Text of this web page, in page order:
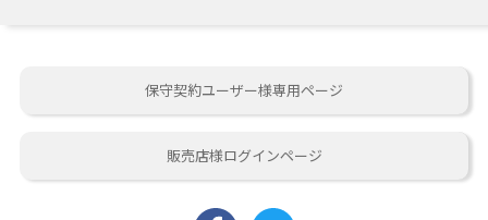
保守契約ユーザー様専用ページ
販売店様ログインページ